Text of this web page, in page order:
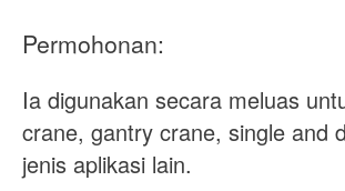
Permohonan:
Ia digunakan secara meluas
crane, gantry crane, single and
jenis aplikasi lain.